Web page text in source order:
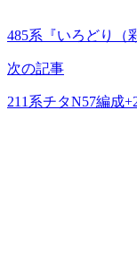
485系『いろどり（
次の記事
211系チタN57編成